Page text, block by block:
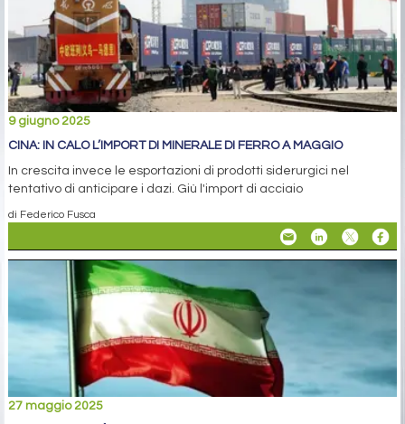
9 giugno 2025
CINA: IN CALO L’IMPORT DI MINERALE DI FERRO A MAGGIO
In crescita invece le esportazioni di prodotti siderurgici nel
tentativo di anticipare i dazi. Giù l'import di acciaio
di Federico Fusca
27 maggio 2025